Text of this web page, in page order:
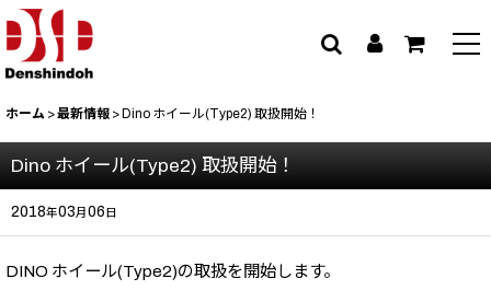
ホーム >最新情報 > Dino ホイール(Type2) 取扱開始！
Dino ホイール(Type2) 取扱開始！
2018年03月 06 日
DINO ホイール(Type2)の取扱を開始します。